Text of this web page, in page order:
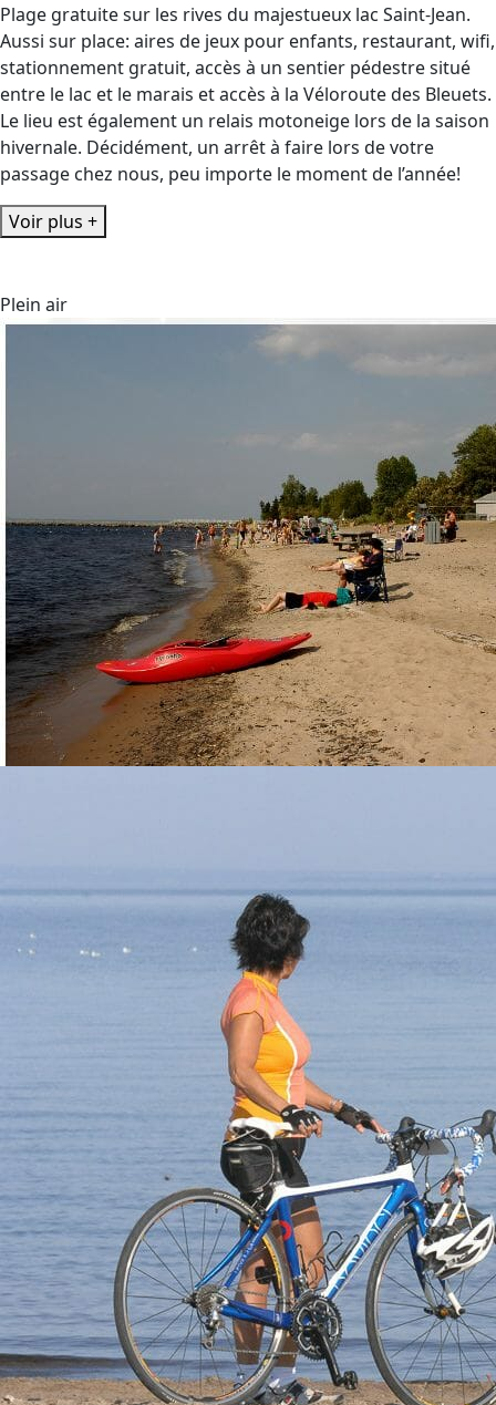
Plage gratuite sur les rives du majestueux lac Saint-Jean.
Aussi sur place: aires de jeux pour enfants, restaurant, wifi,
stationnement gratuit, accès à un sentier pédestre situé
entre le lac et le marais et accès à la Véloroute des Bleuets.
Le lieu est également un relais motoneige lors de la saison
hivernale. Décidément, un arrêt à faire lors de votre
passage chez nous, peu importe le moment de l’année!
Voir plus +
Plein air